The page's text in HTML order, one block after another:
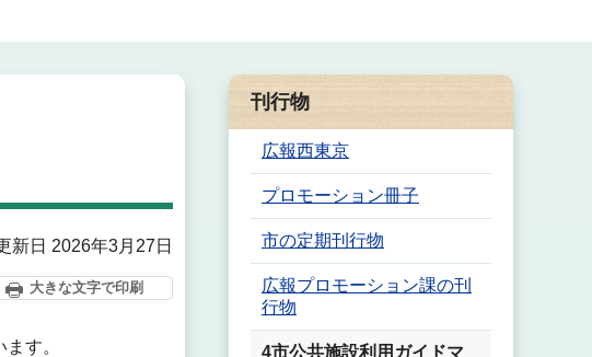
新日 2026年3月27日
大きな文字で印刷
す。
刊行物
広報西東京
プロモーション冊子
市の定期刊行物
広報プロモーション課の刊
行物
4市公共施設利用ガイドマ